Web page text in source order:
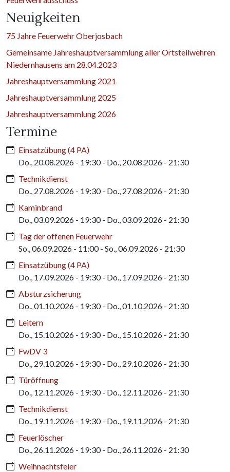
Neuigkeiten
75 Jahre Feuerwehr Oberjosbach
Gemeinsame Jahreshauptversammlung aller Ortsteilwehren
Niedernhausens am 28.04.2023
Jahreshauptversammlung 2021
Jahreshauptversammlung 2025
Jahreshauptversammlung 2026
Termine
Einsatzübung (4 PA)
Do., 20.08.2026 - 19:30- Do., 20.08.2026 - 21:30
Technikdienst
Do., 27.08.2026 - 19:30- Do., 27.08.2026 - 21:30
Kaminbrand
Do., 03.09.2026 - 19:30- Do., 03.09.2026 - 21:30
Tag der offenen Feuerwehr
So., 06.09.2026 - 11:00- So., 06.09.2026 - 21:30
Einsatzübung (4 PA)
Do., 17.09.2026 - 19:30- Do., 17.09.2026 - 21:30
Absturzsicherung
Do., 01.10.2026 - 19:30- Do., 01.10.2026 - 21:30
Leitern
Do., 15.10.2026 - 19:30- Do., 15.10.2026 - 21:30
FwDV 3
Do., 29.10.2026 - 19:30- Do., 29.10.2026 - 21:30
Türöffnung
Do., 12.11.2026 - 19:30- Do., 12.11.2026 - 21:30
Technikdienst
Do., 19.11.2026 - 19:30- Do., 19.11.2026 - 21:30
Feuerlöscher
Do., 26.11.2026 - 19:30- Do., 26.11.2026 - 21:30
Weihnachtsfeier